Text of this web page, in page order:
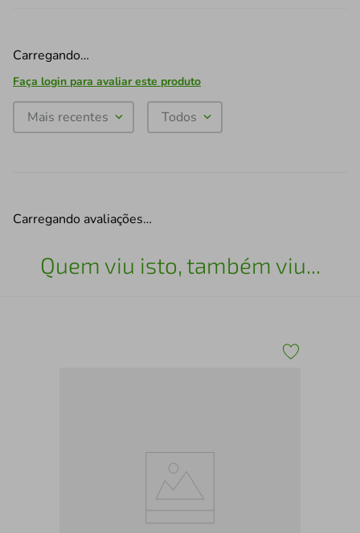
Carregando…
Faça login para avaliar este produto
Mais recentes Todos
Carregando avaliações…
Quem viu isto, também viu...